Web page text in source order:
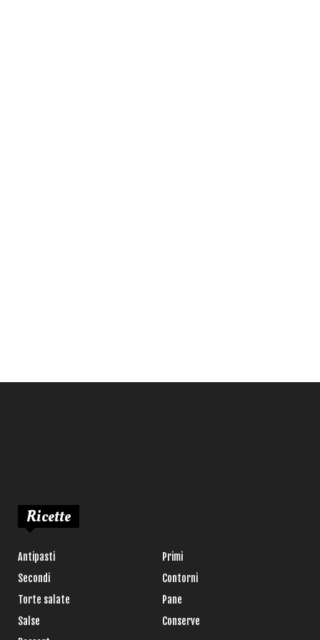
Ricette
Antipasti
Primi
Secondi
Contorni
Torte salate
Pane
Salse
Conserve